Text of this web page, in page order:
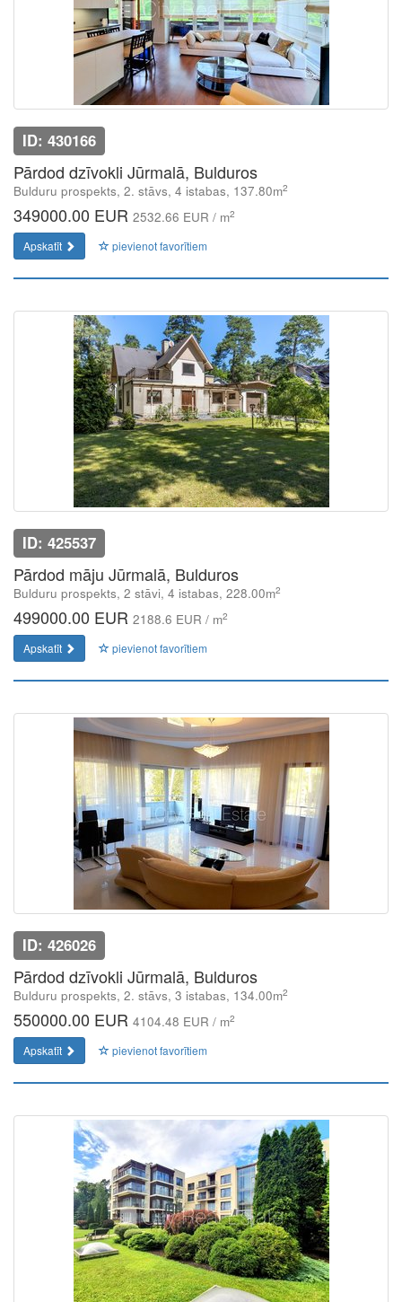
ID: 430166
Pārdod dzīvokli Jūrmalā, Bulduros
Bulduru prospekts, 2. stāvs, 4 istabas, 137.80m2
349000.00 EUR 2532.66 EUR / m2
Apskatīt pievienot favorītiem
ID: 425537
Pārdod māju Jūrmalā, Bulduros
Bulduru prospekts, 2 stāvi, 4 istabas, 228.00m2
499000.00 EUR 2188.6 EUR / m2
Apskatīt pievienot favorītiem
ID: 426026
Pārdod dzīvokli Jūrmalā, Bulduros
Bulduru prospekts, 2. stāvs, 3 istabas, 134.00m2
550000.00 EUR 4104.48 EUR / m2
Apskatīt pievienot favorītiem